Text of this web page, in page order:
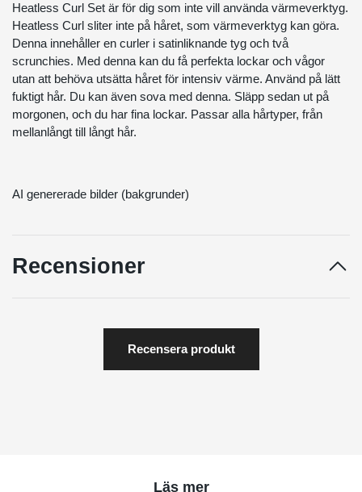
Heatless Curl Set är för dig som inte vill använda värmeverktyg.
Heatless Curl sliter inte på håret, som värmeverktyg kan göra.
Denna innehåller en curler i satinliknande tyg och två
scrunchies. Med denna kan du få perfekta lockar och vågor
utan att behöva utsätta håret för intensiv värme. Använd på lätt
fuktigt hår. Du kan även sova med denna. Släpp sedan ut på
morgonen, och du har fina lockar. Passar alla hårtyper, från
mellanlångt till långt hår.
AI genererade bilder (bakgrunder)
Recensioner
Recensera produkt
Läs mer